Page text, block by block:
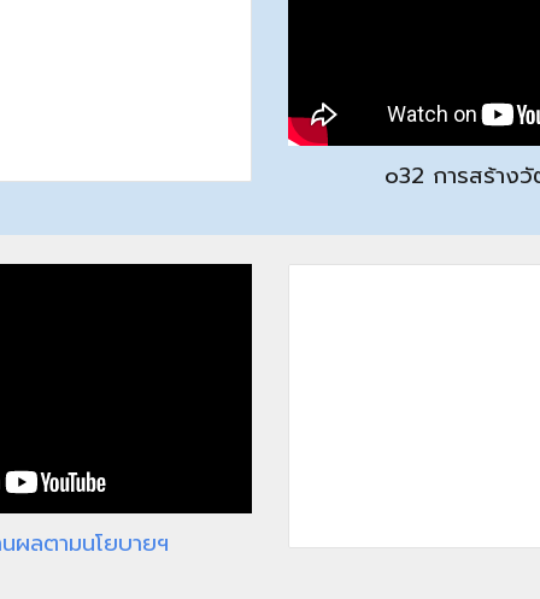
o32 การสร้าง
ผลตามนโยบายฯ